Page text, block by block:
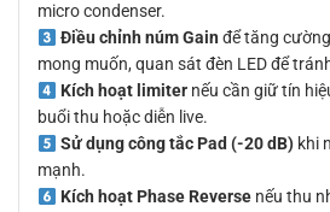
micro condenser.
Điều chỉnh núm Gain để tăng
mong muốn, quan sát đèn LED để
Kích hoạt limiternếu cần giữ tín
buổi thu hoặc diễn live.
Sử dụng công tắc Pad (-20 dB)khi
mạnh.
Kích hoạt Phase Reversenếu thu